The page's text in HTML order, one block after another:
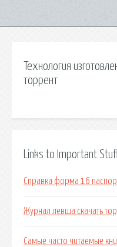
Технология
торрент
Links to Important
Справка форма 16
Журнал левша скачать
Самые часто читаемые